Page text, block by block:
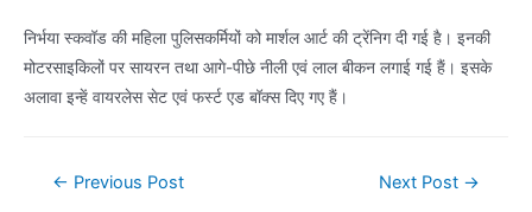
निर्भया स्कवॉड की महिला पुलिसकर्मियों को मार्शल आर्ट की ट्रेंनिग दी गई है। इनकी
मोटरसाइकिलों पर सायरन तथा आगे-पीछे नीली एवं लाल बीकन लगाई गई हैं। इसके
अलावा इन्हें वायरलेस सेट एवं फर्स्ट एड बॉक्स दिए गए हैं।
Post← Previous Post Next Post →